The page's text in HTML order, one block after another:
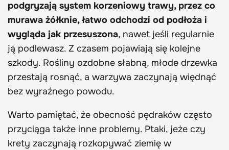
podgryzają system korzeniowy trawy, przez co
murawa żółknie, łatwo odchodzi od podłoża i
wygląda jak przesuszona, nawet jeśli regularnie
ją podlewasz. Z czasem pojawiają się kolejne
szkody. Rośliny ozdobne słabną, młode drzewka
przestają rosnąć, a warzywa zaczynają więdnąć
bez wyraźnego powodu.
Warto pamiętać, że obecność pędraków często
przyciąga także inne problemy. Ptaki, jeże czy
krety zaczynają rozkopywać ziemię w